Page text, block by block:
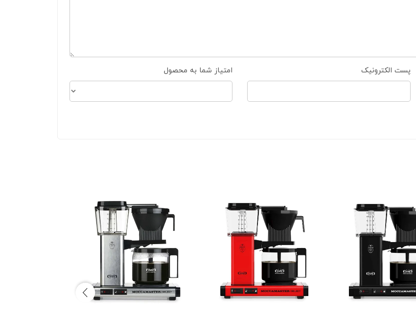
پست الکترونیک امتیاز شما به محصول